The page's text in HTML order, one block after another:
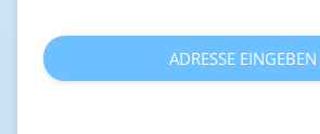
ADRESSE EINGEBEN